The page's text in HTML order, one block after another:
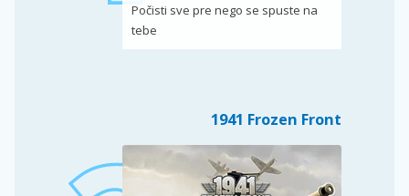
Počisti sve pre nego se spuste na
tebe
1941 Frozen Front